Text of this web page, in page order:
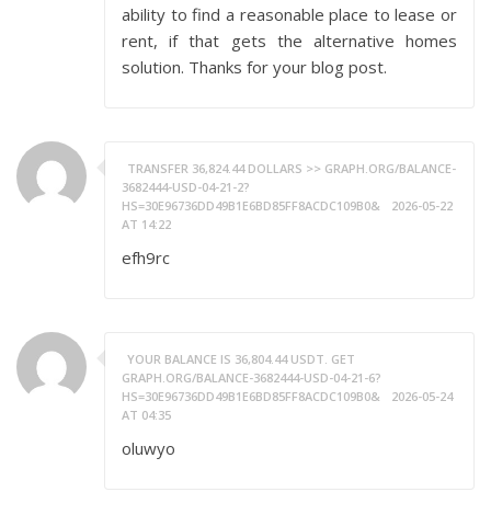
ability to find a reasonable place to lease or
rent, if that gets the alternative homes
solution. Thanks for your blog post.
TRANSFER 36,824.44 DOLLARS >> GRAPH.ORG/BALANCE-
3682444-USD-04-21-2?
HS=30E96736DD49B1E6BD85FF8ACDC109B0&
2026-05-22
AT 14:22
efh9rc
YOUR BALANCE IS 36,804.44 USDT. GET
GRAPH.ORG/BALANCE-3682444-USD-04-21-6?
HS=30E96736DD49B1E6BD85FF8ACDC109B0&
2026-05-24
AT 04:35
oluwyo